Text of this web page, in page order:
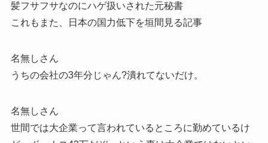
髪フサフサなのにハゲ扱いされた元秘書
これもまた、日本の国力低下を垣間見る記事
名無しさん
うちの会社の3年分じゃん?潰れてないだけ。
名無しさん
世間では大企業って言われているところに勤めているけ